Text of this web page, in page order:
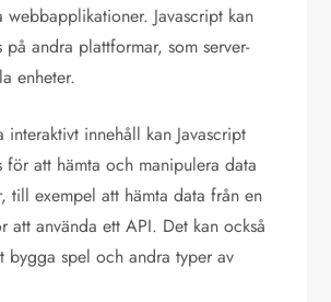
webbapplikationer. Javascript kan
på andra plattformar, som server-
enheter.
interaktivt innehåll kan Javascript
för att hämta och manipulera data
till exempel att hämta data från en
att använda ett API. Det kan också
bygga spel och andra typer av